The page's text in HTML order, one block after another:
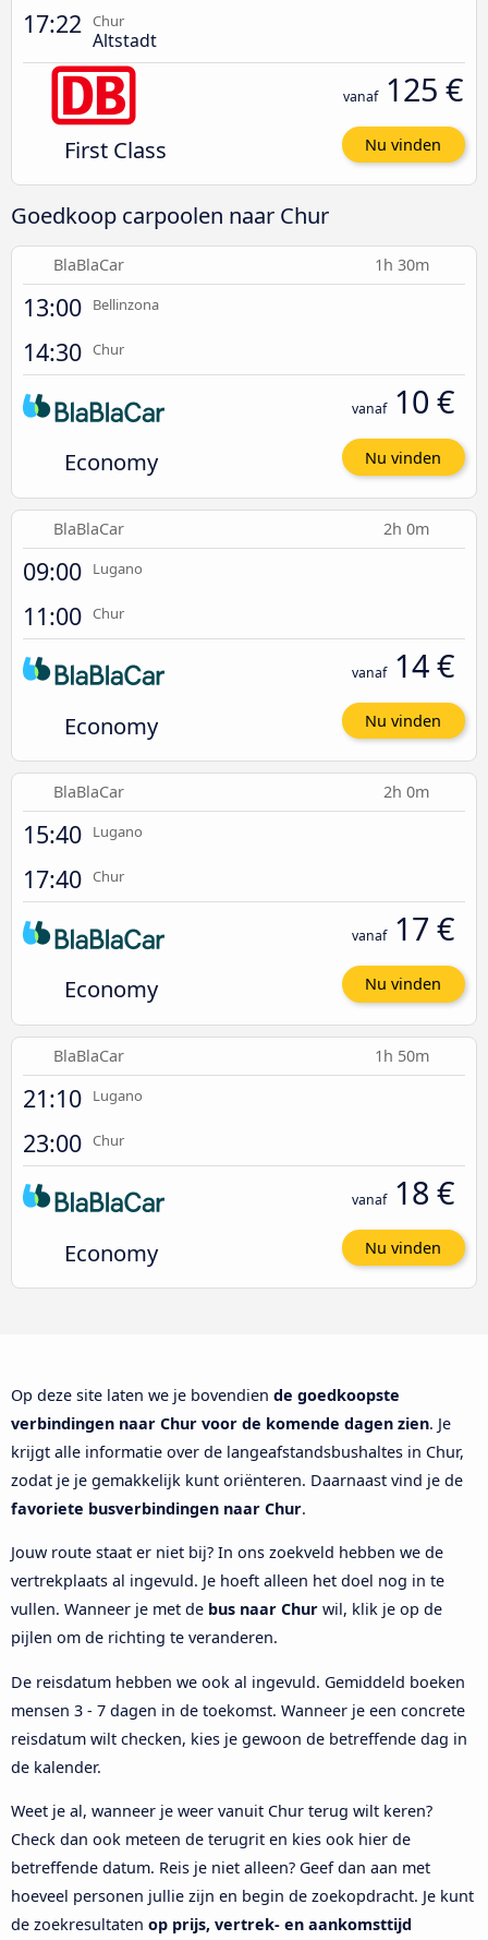
17:22 Chur
Altstadt
First Class
vanaf 125 €
Nu vinden
Goedkoop carpoolen naar Chur
BlaBlaCar 1h 30m
13:00 Bellinzona
14:30 Chur
Economy
vanaf 10 €
Nu vinden
BlaBlaCar 2h 0m
09:00 Lugano
11:00 Chur
Economy
vanaf 14 €
Nu vinden
BlaBlaCar 2h 0m
15:40 Lugano
17:40 Chur
Economy
vanaf 17 €
Nu vinden
BlaBlaCar 1h 50m
21:10 Lugano
23:00 Chur
Economy
vanaf 18 €
Nu vinden
Op deze site laten we je bovendien de goedkoopste
verbindingen naar Chur voor de komende dagen zien. Je
krijgt alle informatie over de langeafstandsbushaltes in Chur,
zodat je je gemakkelijk kunt oriënteren. Daarnaast vind je de
favoriete busverbindingen naar Chur.
Jouw route staat er niet bij? In ons zoekveld hebben we de
vertrekplaats al ingevuld. Je hoeft alleen het doel nog in te
vullen. Wanneer je met de bus naar Chur wil, klik je op de
pijlen om de richting te veranderen.
De reisdatum hebben we ook al ingevuld. Gemiddeld boeken
mensen 3 - 7 dagen in de toekomst. Wanneer je een concrete
reisdatum wilt checken, kies je gewoon de betreffende dag in
de kalender.
Weet je al, wanneer je weer vanuit Chur terug wilt keren?
Check dan ook meteen de terugrit en kies ook hier de
betreffende datum. Reis je niet alleen? Geef dan aan met
hoeveel personen jullie zijn en begin de zoekopdracht. Je kunt
de zoekresultaten op prijs, vertrek- en aankomsttijd